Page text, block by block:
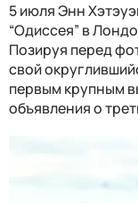
5 июля Энн
“Одиссея” в
Позируя перед
свой
первым крупным
объявления о